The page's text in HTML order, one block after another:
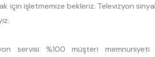
için işletmemize bekleriz. Televizyon
servisi %100 müşteri